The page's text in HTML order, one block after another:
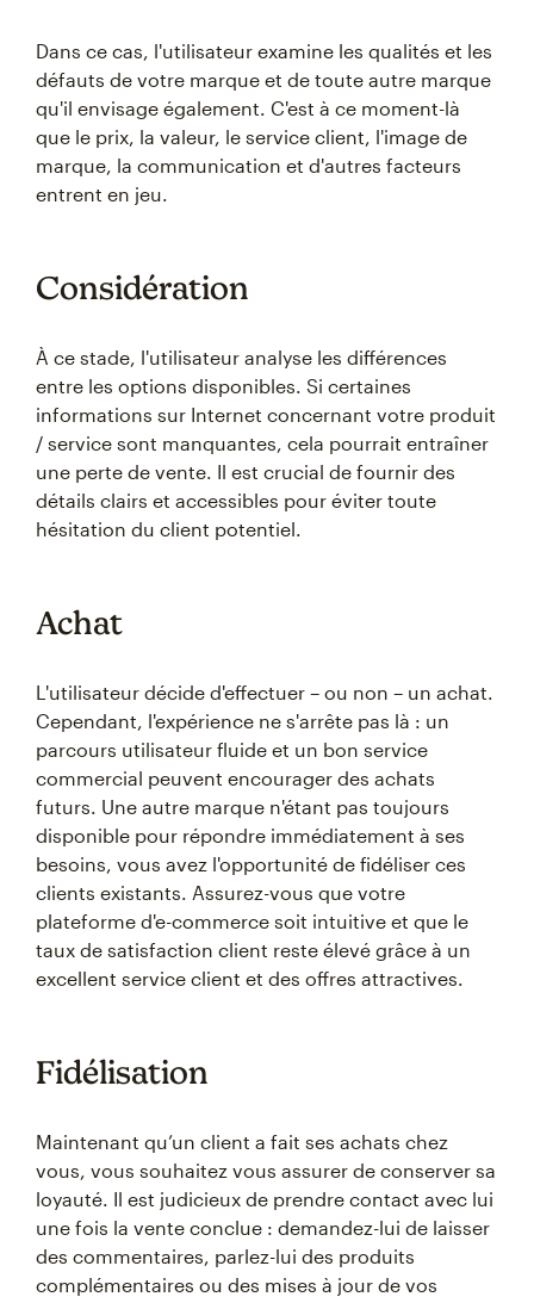
Dans ce cas, l'utilisateur examine les qualités et les
défauts de votre marque et de toute autre marque
qu'il envisage également. C'est à ce moment-là
que le prix, la valeur, le service client, l'image de
marque, la communication et d'autres facteurs
entrent en jeu.
Considération
À ce stade, l'utilisateur analyse les différences
entre les options disponibles. Si certaines
informations sur Internet concernant votre produit
/ service sont manquantes, cela pourrait entraîner
une perte de vente. Il est crucial de fournir des
détails clairs et accessibles pour éviter toute
hésitation du client potentiel.
Achat
L'utilisateur décide d'effectuer – ou non – un achat.
Cependant, l'expérience ne s'arrête pas là : un
parcours utilisateur fluide et un bon service
commercial peuvent encourager des achats
futurs. Une autre marque n'étant pas toujours
disponible pour répondre immédiatement à ses
besoins, vous avez l'opportunité de fidéliser ces
clients existants. Assurez-vous que votre
plateforme d'e-commerce soit intuitive et que le
taux de satisfaction client reste élevé grâce à un
excellent service client et des offres attractives.
Fidélisation
Maintenant qu’un client a fait ses achats chez
vous, vous souhaitez vous assurer de conserver sa
loyauté. Il est judicieux de prendre contact avec lui
une fois la vente conclue : demandez-lui de laisser
des commentaires, parlez-lui des produits
complémentaires ou des mises à jour de vos